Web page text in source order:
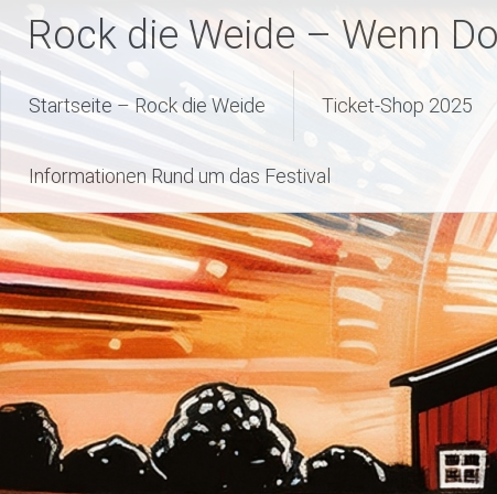
InhaltRock die Weide – Wenn
Startseite – Rock die Weide Ticket-Shop 2025
Informationen Rund um das Festival